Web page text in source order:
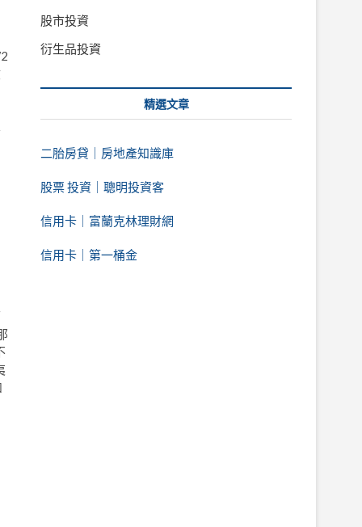
股市投資
衍生品投資
精選文章
二胎房貸｜房地產知識庫
股票 投資｜聰明投資客
信用卡｜富蘭克林理財網
信用卡｜第一桶金